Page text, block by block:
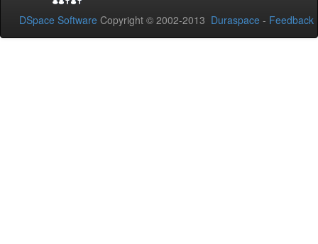
DSpace Software Copyright © 2002-2013 Duraspace - Feedback